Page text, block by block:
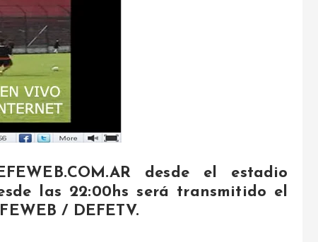
desde el estadio
las 22:00hs será transmitido el
/ DEFETV.